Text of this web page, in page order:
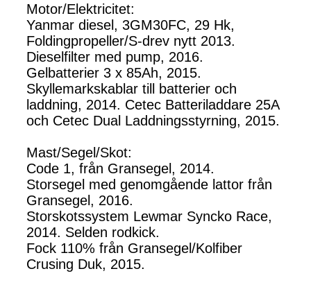
Motor/Elektricitet:
Yanmar diesel, 3GM30FC, 29 Hk,
Foldingpropeller/S-drev nytt 2013.
Dieselfilter med pump, 2016.
Gelbatterier 3 x 85Ah, 2015.
Skyllemarkskablar till batterier och
laddning, 2014. Cetec Batteriladdare 25A
och Cetec Dual Laddningsstyrning, 2015.
Mast/Segel/Skot:
Code 1, från Gransegel, 2014.
Storsegel med genomgående lattor från
Gransegel, 2016.
Storskotssystem Lewmar Syncko Race,
2014. Selden rodkick.
Fock 110% från Gransegel/Kolfiber
Crusing Duk, 2015.